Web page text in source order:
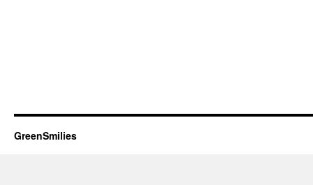
GreenSmilies